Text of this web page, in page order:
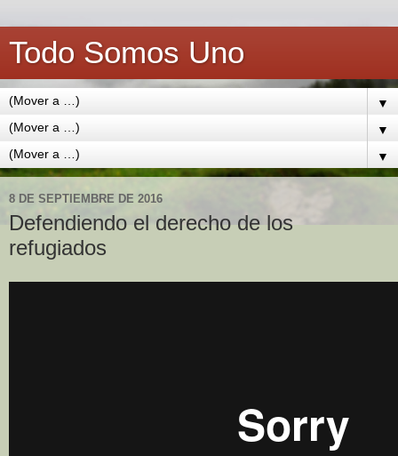
Todo Somos Uno
▼
▼
▼
8 DE SEPTIEMBRE DE 2016
Defendiendo el derecho de los
refugiados